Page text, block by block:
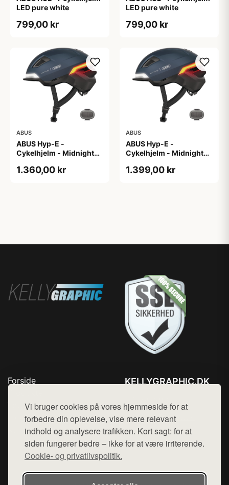
Vi bruger cookies på vores hjemmeside for at
forbedre din oplevelse, vise mere relevant
indhold og analysere trafikken. Kort sagt: for at
siden fungerer bedre – ikke for at være irriterende.
Cookie- og privatlivspolitik.
LED pure white
799,00 kr
LED pure white
799,00 kr
ABUS
ABUS Hyp-E -
Cykelhjelm - Midnight
1.360,00 kr
ABUS
ABUS Hyp-E -
Cykelhjelm - Midnight
1.399,00 kr
Forside
Top Rabatter
Blog
Kontakt
KELLYGRAPHIC.DK
Mail: hej@want.dk
Cookie- og privatlivspolitik